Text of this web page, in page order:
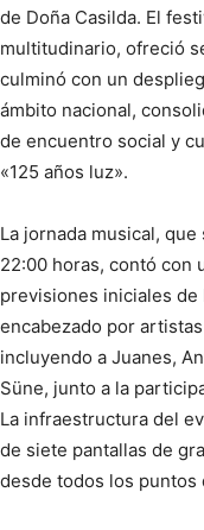
de Doña Casilda. El
multitudinario, ofreció
culminó con un
ámbito nacional,
de encuentro social y
«125 años luz».
La jornada musical,
22:00 horas, contó con
previsiones iniciales
encabezado por
incluyendo a Juanes,
Süne, junto a la
La infraestructura del
de siete pantallas de
desde todos los puntos